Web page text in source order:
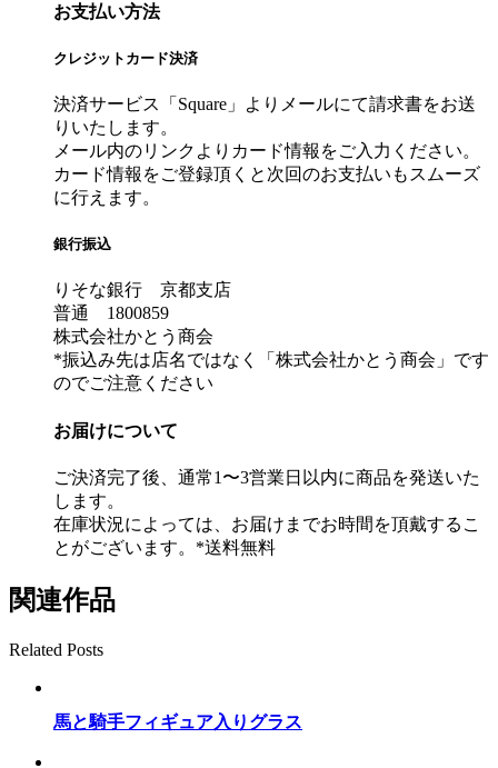
お支払い方法
クレジットカード決済
決済サービス「Square」よりメールにて請求書をお送
りいたします。
メール内のリンクよりカード情報をご入力ください。
カード情報をご登録頂くと次回のお支払いもスムーズ
に行えます。
銀行振込
りそな銀行 京都支店
普通 1800859
株式会社かとう商会
*振込み先は店名ではなく「株式会社かとう商会」です
のでご注意ください
お届けについて
ご決済完了後、通常1〜3営業日以内に商品を発送いた
します。
在庫状況によっては、お届けまでお時間を頂戴するこ
とがございます。*送料無料
関連作品
Related Posts
馬と騎手フィギュア入りグラス